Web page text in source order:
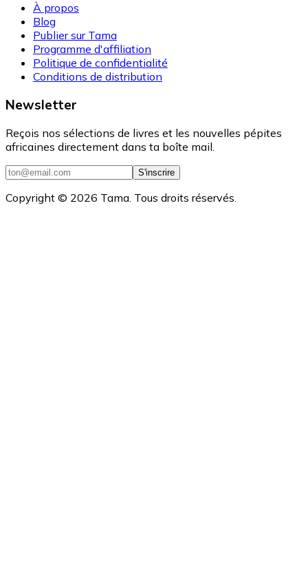
À propos
Blog
Publier sur Tama
Programme d'affiliation
Politique de confidentialité
Conditions de distribution
Newsletter
Reçois nos sélections de livres et les nouvelles pépites
africaines directement dans ta boîte mail.
S'inscrire
Copyright © 2026 Tama. Tous droits réservés.